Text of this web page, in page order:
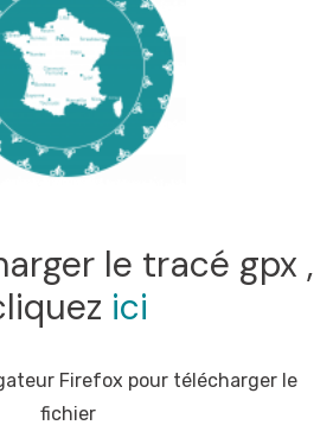
le tracé gpx ,
ici
Firefox pour télécharger le
fichier